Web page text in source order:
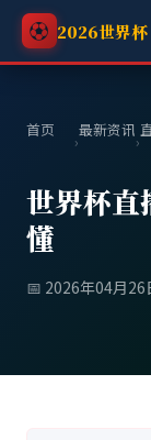
⚽ 2026世界杯
首页
›
最新资讯
›
世界杯直
懂
📅 2026年04月26